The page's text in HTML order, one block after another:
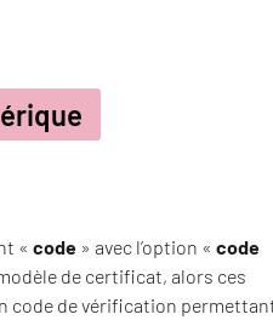
« code » avec l’option « code
de certificat, alors ces
code de vérification